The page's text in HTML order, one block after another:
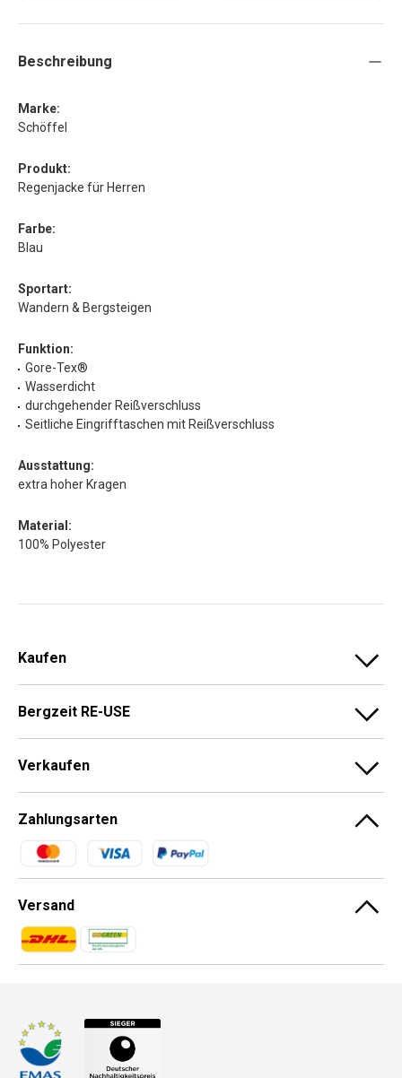
Beschreibung
Marke:
Schöffel
Produkt:
Regenjacke für Herren
Farbe:
Blau
Sportart:
Wandern & Bergsteigen
Funktion:
Gore-Tex®
Wasserdicht
durchgehender Reißverschluss
Seitliche Eingrifftaschen mit Reißverschluss
Ausstattung:
extra hoher Kragen
Material:
100% Polyester
Kaufen
Bergzeit RE-USE
Verkaufen
Zahlungsarten
Zahlungsmethoden
Versand
Zahlungsmethoden
Zahlungsmethoden